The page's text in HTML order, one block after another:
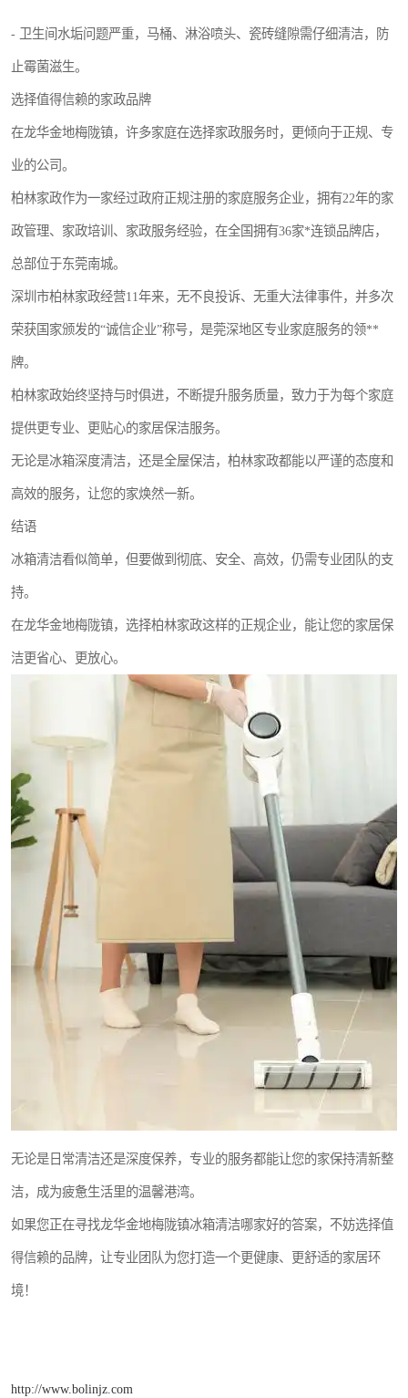
- 卫生间水垢问题严重，马桶、淋浴喷头、瓷砖缝隙需仔细清洁，防
止霉菌滋生。
选择值得信赖的家政品牌
在龙华金地梅陇镇，许多家庭在选择家政服务时，更倾向于正规、专
业的公司。
柏林家政作为一家经过政府正规注册的家庭服务企业，拥有22年的家
政管理、家政培训、家政服务经验，在全国拥有36家*连锁品牌店，
总部位于东莞南城。
深圳市柏林家政经营11年来，无不良投诉、无重大法律事件，并多次
荣获国家颁发的“诚信企业”称号，是莞深地区专业家庭服务的领**
牌。
柏林家政始终坚持与时俱进，不断提升服务质量，致力于为每个家庭
提供更专业、更贴心的家居保洁服务。
无论是冰箱深度清洁，还是全屋保洁，柏林家政都能以严谨的态度和
高效的服务，让您的家焕然一新。
结语
冰箱清洁看似简单，但要做到彻底、安全、高效，仍需专业团队的支
持。
在龙华金地梅陇镇，选择柏林家政这样的正规企业，能让您的家居保
洁更省心、更放心。
无论是日常清洁还是深度保养，专业的服务都能让您的家保持清新整
洁，成为疲惫生活里的温馨港湾。
如果您正在寻找龙华金地梅陇镇冰箱清洁哪家好的答案，不妨选择值
得信赖的品牌，让专业团队为您打造一个更健康、更舒适的家居环
境！
http://www.bolinjz.com